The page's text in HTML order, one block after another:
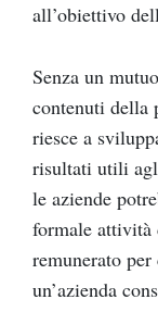
all’obiettivo
Senza un
contenuti della
riesce a
risultati utili
le aziende
formale attività
remunerato
un’azienda